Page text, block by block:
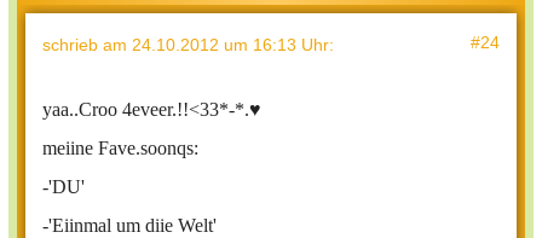
schrieb am 24.10.2012 um 16:13 Uhr: #24
yaa..Croo 4eveer.!!<33*-*.♥
meiine Fave.soonqs:
-'DU'
-'Eiinmal um diie Welt'